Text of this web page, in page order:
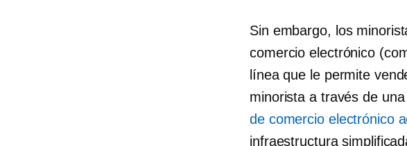
Sin embargo, los
comercio electrónico
línea que le permite
minorista a través de
de comercio electrónico
infraestructura